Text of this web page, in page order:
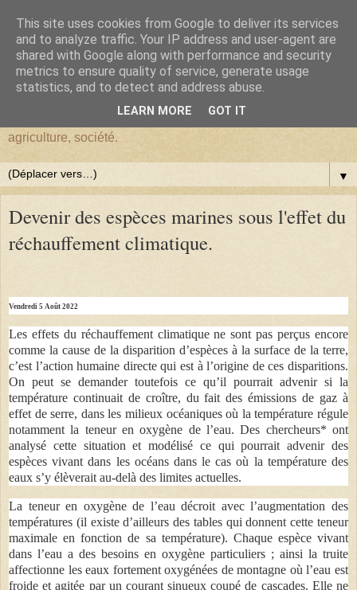
BlogHardi
Vous êtes sur BlogHardi, vous y trouverez les réflexions d'un
agriculture, société.
▼
Devenir des espèces marines sous l'effet du
réchauffement climatique.
Vendredi 5 Août 2022
Les effets du réchauffement climatique ne sont pas perçus encore
comme la cause de la disparition d’espèces à la surface de la terre,
c’est l’action humaine directe qui est à l’origine de ces disparitions.
On peut se demander toutefois ce qu’il pourrait advenir si la
température continuait de croître, du fait des émissions de gaz à
effet de serre, dans les milieux océaniques où la température régule
notamment la teneur en oxygène de l’eau. Des chercheurs* ont
analysé cette situation et modélisé ce qui pourrait advenir des
espèces vivant dans les océans dans le cas où la température des
eaux s’y élèverait au-delà des limites actuelles.
La teneur en oxygène de l’eau décroit avec l’augmentation des
températures (il existe d’ailleurs des tables qui donnent cette teneur
maximale en fonction de sa température). Chaque espèce vivant
dans l’eau a des besoins en oxygène particuliers ; ainsi la truite
affectionne les eaux fortement oxygénées de montagne où l’eau est
froide et agitée par un courant sinueux coupé de cascades. Elle ne
This site uses cookies from Google to deliver its services
and to analyze traffic. Your IP address and user-agent are
shared with Google along with performance and security
metrics to ensure quality of service, generate usage
statistics, and to detect and address abuse.
LEARN MORE GOT IT